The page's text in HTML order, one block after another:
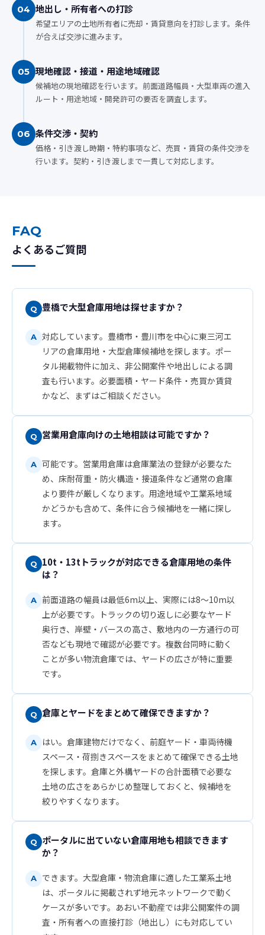
04 地出し・所有者への打診
希望エリアの土地所有者に売却・賃貸意向を打診します。条件
が合えば交渉に進みます。
05 現地確認・接道・用途地域確認
候補地の現地確認を行います。前面道路幅員・大型車両の進入
ルート・用途地域・開発許可の要否を調査します。
06 条件交渉・契約
価格・引き渡し時期・特約事項など、売買・賃貸の条件交渉を
行います。契約・引き渡しまで一貫して対応します。
FAQ
よくあるご質問
豊橋で大型倉庫用地は探せますか？
対応しています。豊橋市・豊川市を中心に東三河エ
リアの倉庫用地・大型倉庫候補地を探します。ポー
タル掲載物件に加え、非公開案件や地出しによる調
査も行います。必要面積・ヤード条件・売買か賃貸
かなど、まずはご相談ください。
営業用倉庫向けの土地相談は可能ですか？
可能です。営業用倉庫は倉庫業法の登録が必要なた
め、床耐荷重・防火構造・接道条件など通常の倉庫
より要件が厳しくなります。用途地域や工業系地域
かどうかも含めて、条件に合う候補地を一緒に探し
ます。
10t・13tトラックが対応できる倉庫用地の条件
は？
前面道路の幅員は最低6m以上、実際には8〜10m以
上が必要です。トラックの切り返しに必要なヤード
奥行き、岸壁・バースの高さ、敷地内の一方通行の可
否なども現地で確認が必要です。複数台同時に動く
ことが多い物流倉庫では、ヤードの広さが特に重要
です。
倉庫とヤードをまとめて確保できますか？
はい。倉庫建物だけでなく、前庭ヤード・車両待機
スペース・荷捌きスペースをまとめて確保できる土地
を探します。倉庫と外構ヤードの合計面積で必要な
土地の広さをあらかじめ整理しておくと、候補地を
絞りやすくなります。
ポータルに出ていない倉庫用地も相談できます
か？
できます。大型倉庫・物流倉庫に適した工業系土地
は、ポータルに掲載されず地元ネットワークで動く
ケースが多いです。あおい不動産では非公開案件の調
査・所有者への直接打診（地出し）にも対応してい